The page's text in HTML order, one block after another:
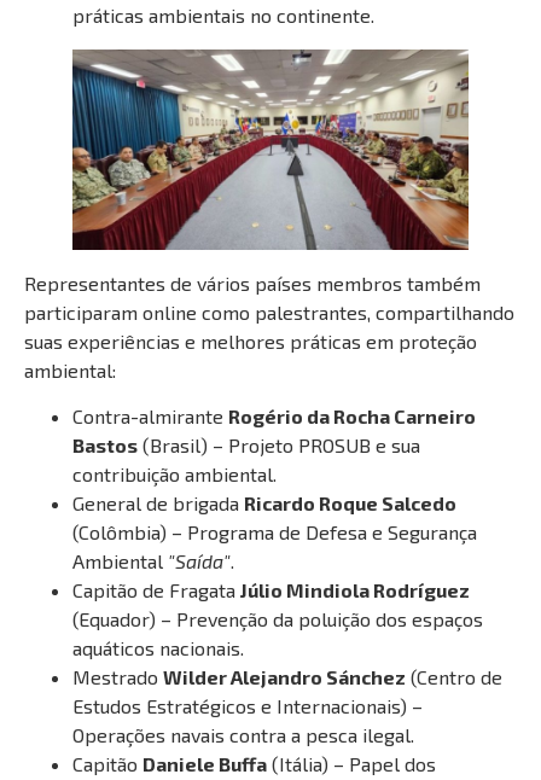
práticas ambientais no continente.
Representantes de vários países membros também
participaram online como palestrantes, compartilhando
suas experiências e melhores práticas em proteção
ambiental:
Contra-almirante Rogério da Rocha Carneiro
Bastos (Brasil) – Projeto PROSUB e sua
contribuição ambiental.
General de brigada Ricardo Roque Salcedo
(Colômbia) – Programa de Defesa e Segurança
Ambiental "Saída".
Capitão de Fragata Júlio Mindiola Rodríguez
(Equador) – Prevenção da poluição dos espaços
aquáticos nacionais.
Mestrado Wilder Alejandro Sánchez (Centro de
Estudos Estratégicos e Internacionais) –
Operações navais contra a pesca ilegal.
Capitão Daniele Buffa (Itália) – Papel dos